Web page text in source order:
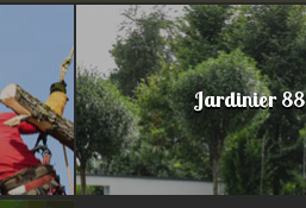
Jardinier 88